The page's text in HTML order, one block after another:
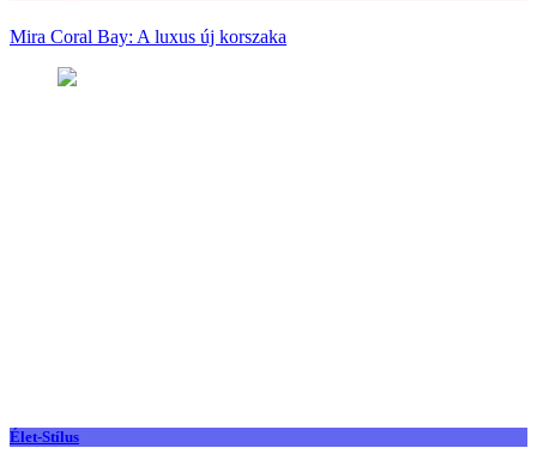
Mira Coral Bay: A luxus új korszaka
Élet-Stílus